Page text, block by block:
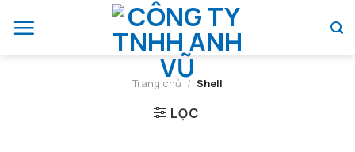
đến
Trang chủ / Shell
LỌC